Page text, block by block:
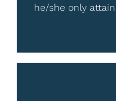
he/she only